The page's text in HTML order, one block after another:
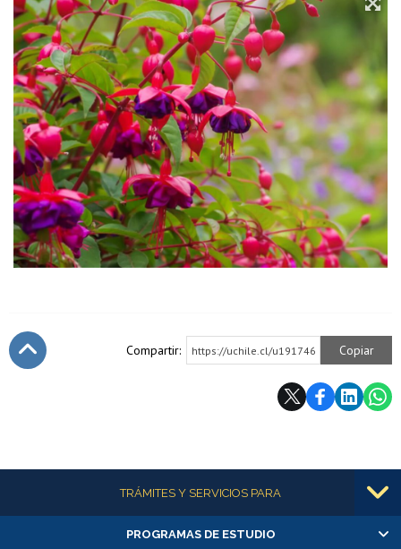
Compartir: https://uchile.cl/u191746 Copiar
Más informaciónTRÁMITES Y SERVICIOS PARA
Alumnas/os y exalumnas/os
PROGRAMAS DE ESTUDIO